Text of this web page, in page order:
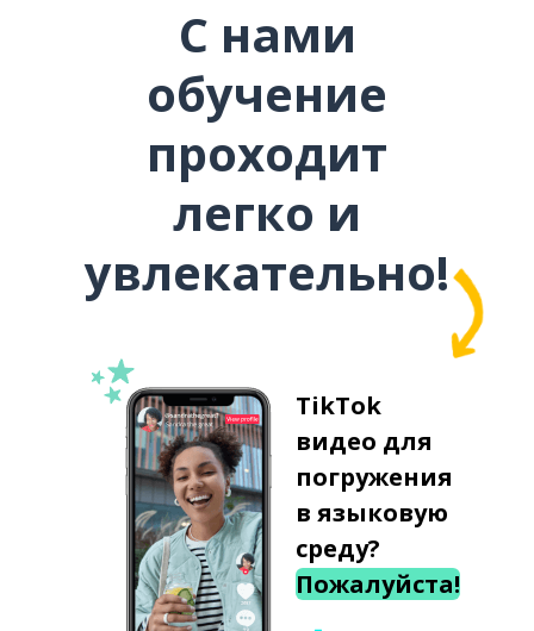
С нами
обучение
проходит
легко и
увлекательно!
TikTok
видео для
погружения
в языковую
среду?
Пожалуйста!